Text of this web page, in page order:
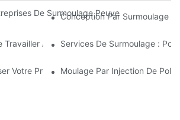
De Surmoulage Peuvent Gérer Des
Conception Par Surmoulage :
Travailler Avec Une Entreprise De Moulage
Services De Surmoulage :
Votre Processus De Fabrication Grâce À
Moulage Par Injection De